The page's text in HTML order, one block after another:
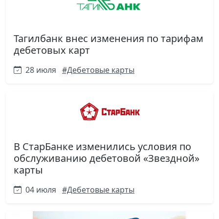
Тагилбанк внес изменения по тарифам
дебетовых карт
28 июля #Дебетовые карты
В СтарБанке изменились условия по
обслуживанию дебетовой «Звездной»
карты
04 июля #Дебетовые карты